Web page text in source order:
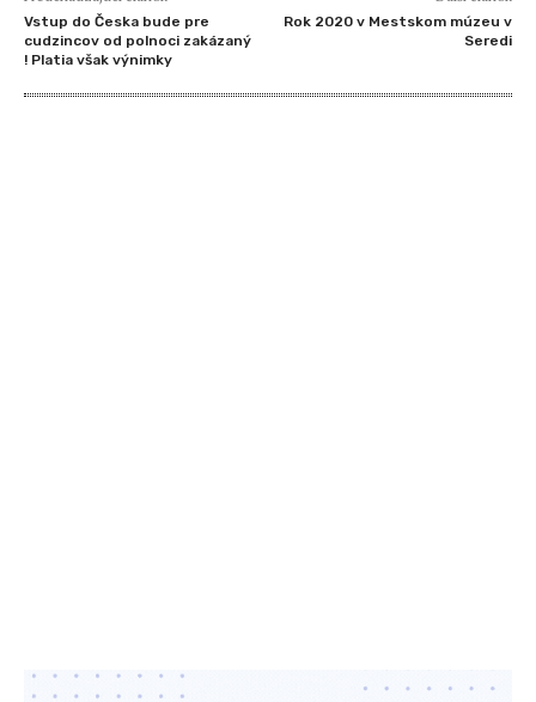
Vstup do Česka bude pre
cudzincov od polnoci zakázaný
! Platia však výnimky
Rok 2020 v Mestskom múzeu v
Seredi